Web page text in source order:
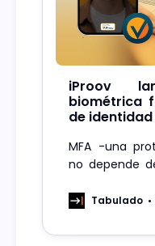
iProov
biométrica
de
MFA -una
no depende
reduce la
contraseñas.
Tabulado